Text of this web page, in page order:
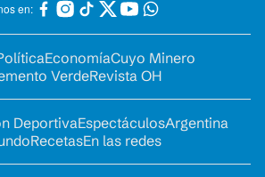
en:
EconomíaCuyo Minero
VerdeRevista OH
DeportivaEspectáculosArgentina
RecetasEn las redes